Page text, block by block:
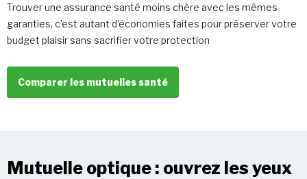
Trouver une assurance santé moins chère avec les mêmes
garanties, c’est autant d’économies faites pour préserver votre
budget plaisir sans sacrifier votre protection
Comparer les mutuelles santé
Mutuelle optique : ouvrez les yeux